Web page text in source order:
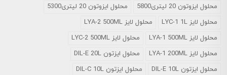
محلول ایزوتون 20 لیتری5800
محلول ایزوتون 20 لیتری5300
محلول لایز LYC-1 1L
محلول لایز LYA-2 500ML
محلول لایز LYA-1 500ML
محلول لایز LYC-2 500ML
محلول لایز LYA-1 200ML
محلول ایزتون DIL-E 20L
محلول ایزتون DIL-E 10L
محلول ایزتون DIL-C 10L